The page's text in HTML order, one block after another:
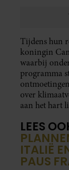
Tijdens hun
koningin
waarbij
programma
over
aan het hart
LEES
ITALIË
PAUS